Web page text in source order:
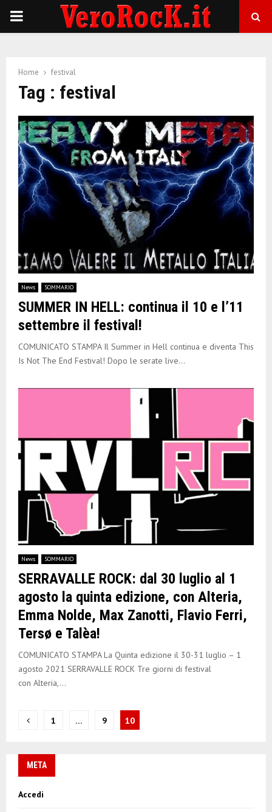
P
M
A
R
N
U
Home festival
Tag : festival
News SOMMARIO
SUMMER IN HELL: continua il 10 e l’11
settembre il festival!
COMUNICATO STAMPA Il Summer in Hell continua e diventa This
Is Not The End Festival! Dopo le serate live...
News SOMMARIO
SERRAVALLE ROCK: dal 30 luglio al 1
agosto la quinta edizione, con Alteria,
Emma Nolde, Max Zanotti, Flavio Ferri,
Tersø e Talèa!
COMUNICATO STAMPA La Quinta edizione il 30-31 luglio – 1
agosto 2021 SERRAVALLE ROCK Tre giorni di festival
con Alteria,...
N
i
1 … 9 10
META
Accedi